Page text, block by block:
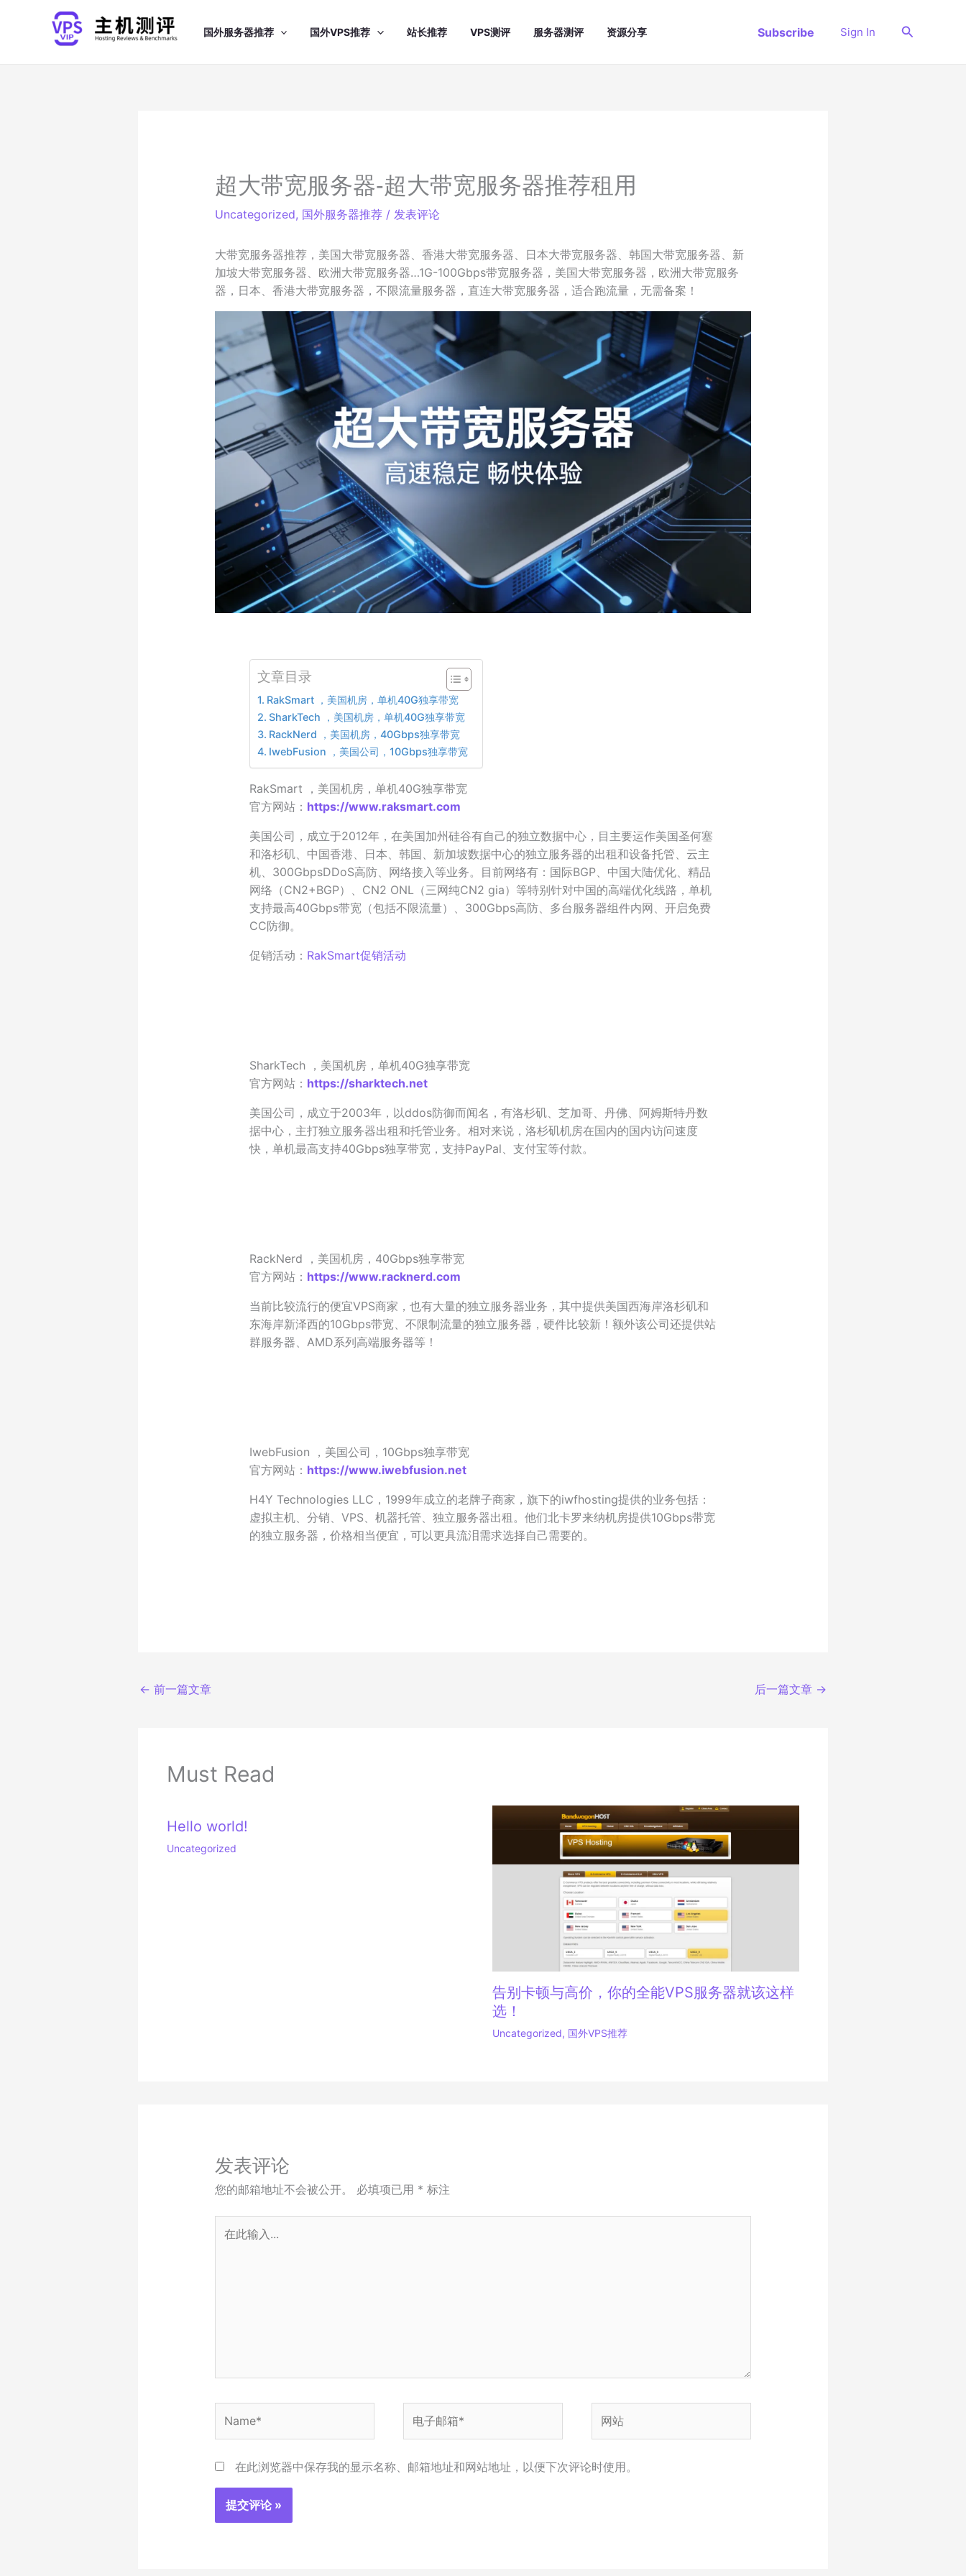
国外服务器推荐 国外VPS推荐 站长推荐 VPS测评 服务器测评 资源分享 Subscribe Sign In
搜
超大带宽服务器-超大带宽服务器推荐租用
Uncategorized, 国外服务器推荐/ 发表评论
大带宽服务器推荐，美国大带宽服务器、香港大带宽服务器、日本大带宽服务器、韩国大带宽服务器、新
加坡大带宽服务器、欧洲大带宽服务器…1G-100Gbps带宽服务器，美国大带宽服务器，欧洲大带宽服务
器，日本、香港大带宽服务器，不限流量服务器，直连大带宽服务器，适合跑流量，无需备案！
文章目录
RakSmart ，美国机房，单机40G独享带宽
SharkTech ，美国机房，单机40G独享带宽
RackNerd ，美国机房，40Gbps独享带宽
IwebFusion ，美国公司，10Gbps独享带宽
RakSmart ，美国机房，单机40G独享带宽
官方网站： https://www.raksmart.com
美国公司，成立于2012年，在美国加州硅谷有自己的独立数据中心，目主要运作美国圣何塞
和洛杉矶、中国香港、日本、韩国、新加坡数据中心的独立服务器的出租和设备托管、云主
机、300GbpsDDoS高防、网络接入等业务。目前网络有：国际BGP、中国大陆优化、精品
网络（CN2+BGP）、CN2 ONL（三网纯CN2 gia）等特别针对中国的高端优化线路，单机
支持最高40Gbps带宽（包括不限流量）、300Gbps高防、多台服务器组件内网、开启免费
CC防御。
促销活动： RakSmart促销活动
SharkTech ，美国机房，单机40G独享带宽
官方网站： https://sharktech.net
美国公司，成立于2003年，以ddos防御而闻名，有洛杉矶、芝加哥、丹佛、阿姆斯特丹数
据中心，主打独立服务器出租和托管业务。相对来说，洛杉矶机房在国内的国内访问速度
快，单机最高支持40Gbps独享带宽，支持PayPal、支付宝等付款。
RackNerd ，美国机房，40Gbps独享带宽
官方网站： https://www.racknerd.com
当前比较流行的便宜VPS商家，也有大量的独立服务器业务，其中提供美国西海岸洛杉矶和
东海岸新泽西的10Gbps带宽、不限制流量的独立服务器，硬件比较新！额外该公司还提供站
群服务器、AMD系列高端服务器等！
IwebFusion ，美国公司，10Gbps独享带宽
官方网站： https://www.iwebfusion.net
H4Y Technologies LLC，1999年成立的老牌子商家，旗下的iwfhosting提供的业务包括：
虚拟主机、分销、VPS、机器托管、独立服务器出租。他们北卡罗来纳机房提供10Gbps带宽
的独立服务器，价格相当便宜，可以更具流泪需求选择自己需要的。
← 前一篇文章 后一篇文章 →
Must Read
Hello world!
Uncategorized
告别卡顿与高价，你的全能VPS服务器就该这样
选！
Uncategorized, 国外VPS推荐
发表评论
您的邮箱地址不会被公开。 必填项已用 * 标注
此
子
箱
站
在此浏览器中保存我的显示名称、邮箱地址和网站地址，以便下次评论时使用。